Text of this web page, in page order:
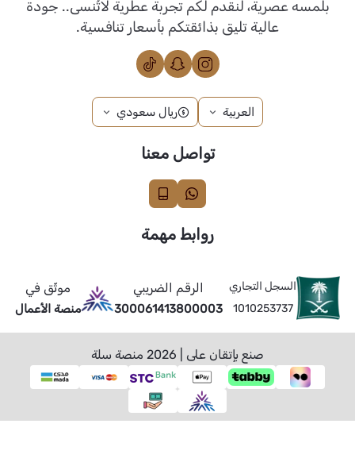
بلمسه عصرية، لنقدم لكم تجربة عطرية لاتُنسى.. جودة
عالية تليق بذائقتكم بأسعار تنافسية.
العربية ريال سعودي
تواصل معنا
روابط مهمة
السجل التجاري
1010253737
الرقم الضريبي
300061413800003
موثّق في
منصة الأعمال
صنع بإتقان على | 2026 منصة سلة